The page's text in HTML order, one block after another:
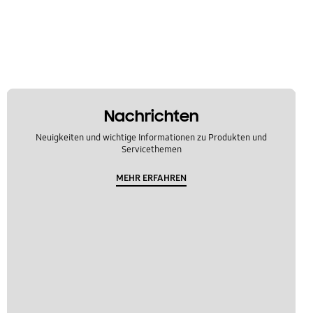
Nachrichten
Neuigkeiten und wichtige Informationen zu Produkten und
Servicethemen
MEHR ERFAHREN